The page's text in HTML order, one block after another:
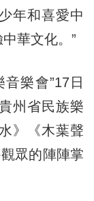
年和喜愛中
華文化。”
樂會”17日
州省民族樂
》《木葉聲
眾的陣陣掌